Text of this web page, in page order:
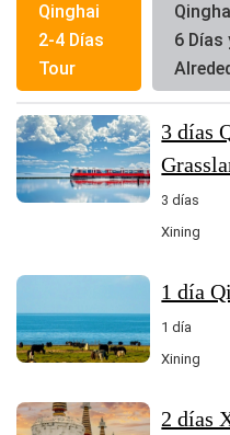
Qinghai
2-4 Días
Tour
6 Días
3 días
3 días
Xining
1 día
1 día
Xining
2 días